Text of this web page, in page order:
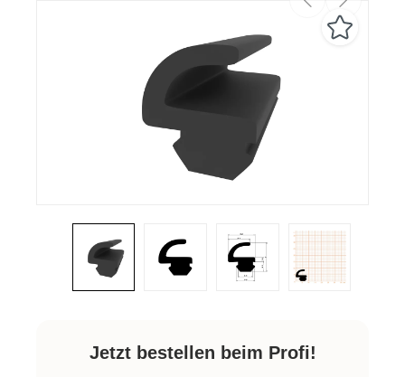
Jetzt bestellen beim Profi!